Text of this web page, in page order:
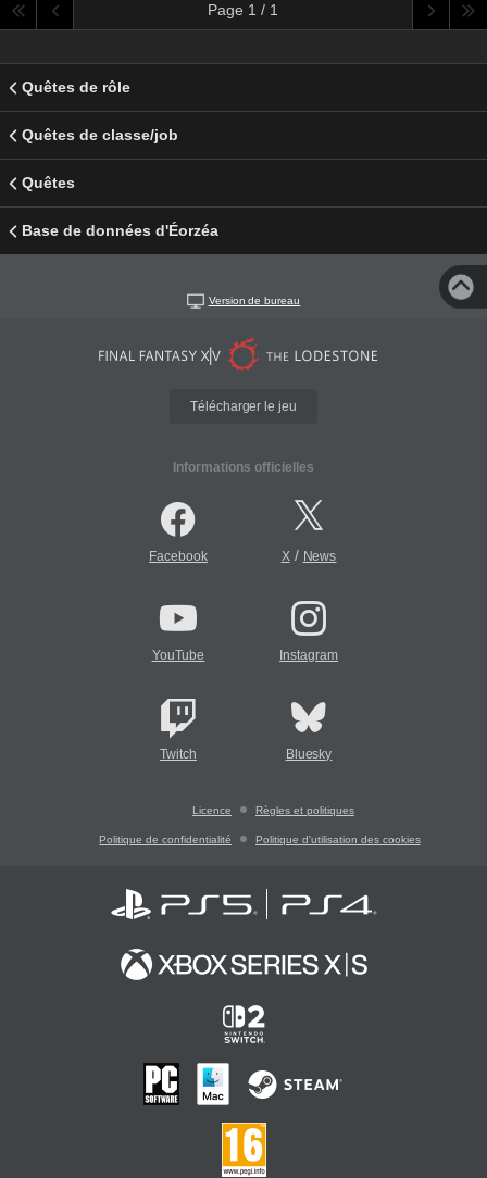
Page 1 / 1
Quêtes de rôle
Quêtes de classe/job
Quêtes
Base de données d'Éorzéa
Version de bureau
Télécharger le jeu
Informations officielles
Facebook X/ News
YouTube Instagram
Twitch Bluesky
Licence Règles et politiques
Politique de confidentialité Politique d'utilisation des cookies